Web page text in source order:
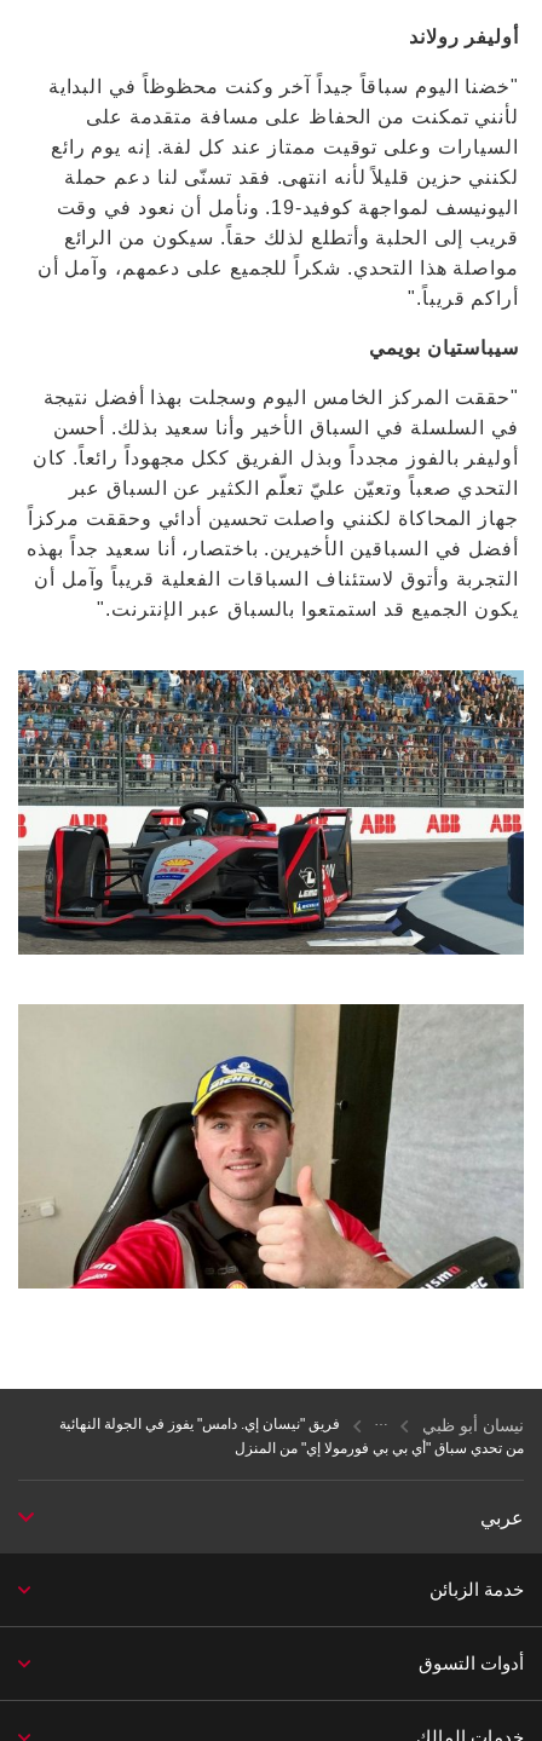
أوليفر رولاند
"خضنا اليوم سباقاً جيداً آخر وكنت محظوظاً في البداية
لأنني تمكنت من الحفاظ على مسافة متقدمة على
السيارات وعلى توقيت ممتاز عند كل لفة. إنه يوم رائع
لكنني حزين قليلاً لأنه انتهى. فقد تسنّى لنا دعم حملة
اليونيسف لمواجهة كوفيد-19. ونأمل أن نعود في وقت
قريب إلى الحلبة وأتطلع لذلك حقاً. سيكون من الرائع
مواصلة هذا التحدي. شكراً للجميع على دعمهم، وآمل أن
أراكم قريباً."
سيباستيان بويمي
"حققت المركز الخامس اليوم وسجلت بهذا أفضل نتيجة
في السلسلة في السباق الأخير وأنا سعيد بذلك. أحسن
أوليفر بالفوز مجدداً وبذل الفريق ككل مجهوداً رائعاً. كان
التحدي صعباً وتعيّن عليّ تعلّم الكثير عن السباق عبر
جهاز المحاكاة لكنني واصلت تحسين أدائي وحققت مركزاً
أفضل في السباقين الأخيرين. باختصار، أنا سعيد جداً بهذه
التجربة وأتوق لاستئناف السباقات الفعلية قريباً وآمل أن
يكون الجميع قد استمتعوا بالسباق عبر الإنترنت."
نيسان أبو ظبي
فريق "نيسان إي. دامس" يفوز في الجولة النهائية
من تحدي سباق "أي بي بي فورمولا إي" من المنزل
عربي
G
E
خدمة الزبائن
G
أدوات التسوق
خدمات المالك